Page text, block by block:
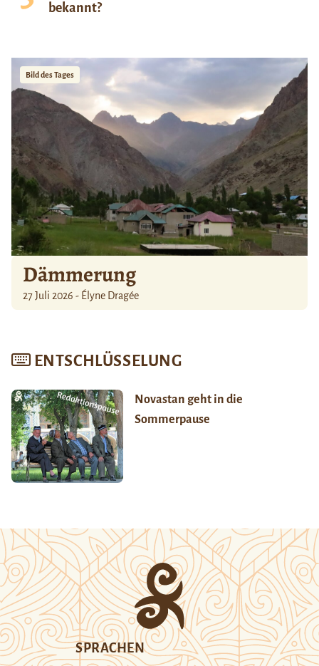
bekannt?
Bild des Tages
Dämmerung
27 Juli 2026 - Élyne Dragée
ENTSCHLÜSSELUNG
Novastan geht in die
Sommerpause
SPRACHEN